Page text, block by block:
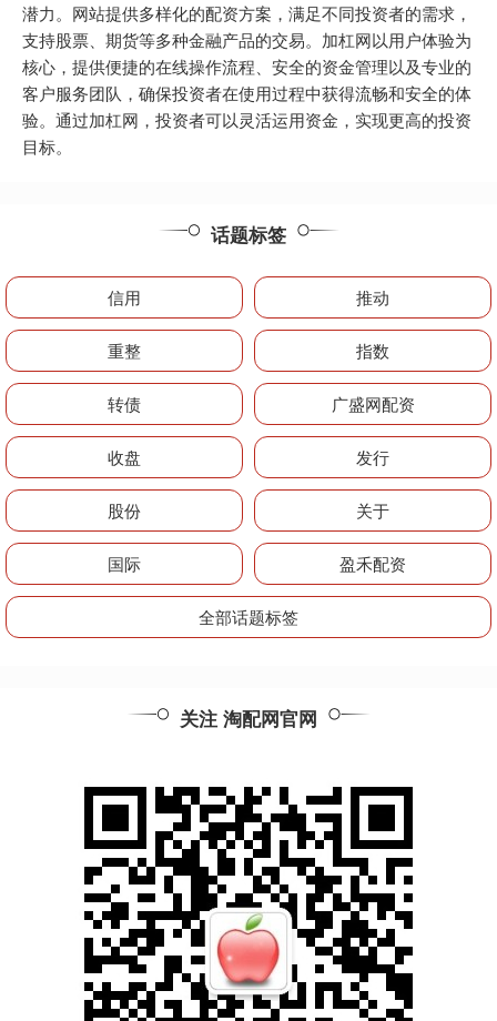
潜力。网站提供多样化的配资方案，满足不同投资者的需求，
支持股票、期货等多种金融产品的交易。加杠网以用户体验为
核心，提供便捷的在线操作流程、安全的资金管理以及专业的
客户服务团队，确保投资者在使用过程中获得流畅和安全的体
验。通过加杠网，投资者可以灵活运用资金，实现更高的投资
目标。
话题标签
信用 推动
重整 指数
转债 广盛网配资
收盘 发行
股份 关于
国际 盈禾配资
全部话题标签
关注 淘配网官网